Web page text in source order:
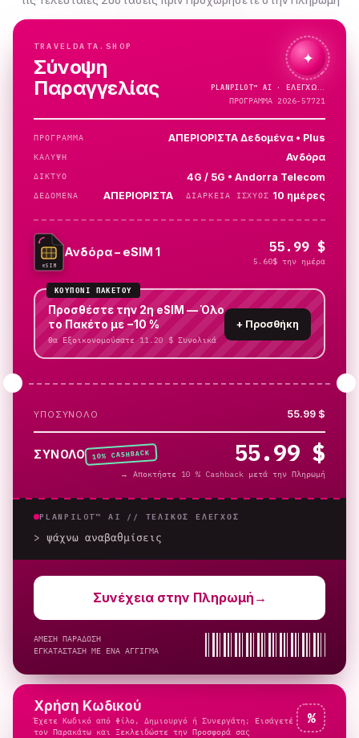
TRAVELDATA.SHOP
Σύνοψη
Παραγγελίας
✦
PLANPILOT™ AI ·
ΠΡΟΓΡΑΜΜΑ 2026-57721
ΠΡΌΓΡΑΜΜΑ ΑΠΕΡΙΟΡΙΣΤΑ Δεδομένα • Plus
ΚΆΛΥΨΗ Ανδόρα
ΔΊΚΤΥΟ 4G / 5G • Andorra Telecom
ΔΕΔΟΜΈΝΑ ΑΠΕΡΙΟΡΙΣΤΑ ΔΙΆΡΚΕΙΑ ΙΣΧΎΟΣ 10 ημέρες
eSIM
Ανδόρα – eSIM 1 55.99 $
5.60$ την ημέρα
ΚΟΥΠΌΝΙ ΠΑΚΈΤΟΥ
Προσθέστε την 2η eSIM — Όλο
το Πακέτο με −10 %
Θα Εξοικονομούσατε 11.20 $ Συνολικά
+ Προσθήκη
ΥΠΟΣΎΝΟΛΟ 55.99 $
ΣΎΝΟΛΟ 10% CASHBACK 55.99 $
→ Αποκτήστε 10 % Cashback μετά την Πληρωμή
PLANPILOT™ AI // ΤΕΛΙΚΌΣ ΈΛΕΓΧΟΣ
> ψάχνω αναβαθμίσεις
Συνέχεια στην Πληρωμή →
ΑΜΕΣΗ ΠΑΡΑΔΟΣΗ
ΕΓΚΑΤΑΣΤΑΣΗ ΜΕ ΕΝΑ ΑΓΓΙΓΜΑ
Χρήση Κωδικού
Έχετε Κωδικό από Φίλο, Δημιουργό ή Συνεργάτη; Εισάγετέ
τον Παρακάτω και Ξεκλειδώστε την Προσφορά σας
%